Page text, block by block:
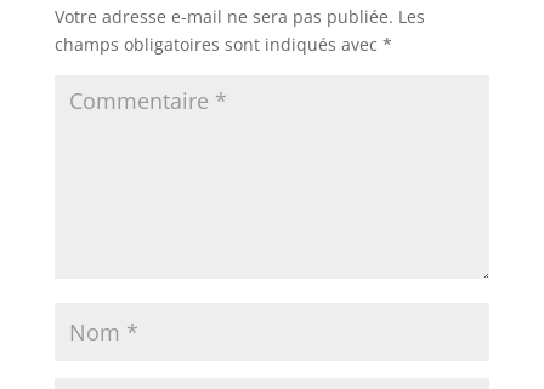
Votre adresse e-mail ne sera pas publiée. Les
champs obligatoires sont indiqués avec *